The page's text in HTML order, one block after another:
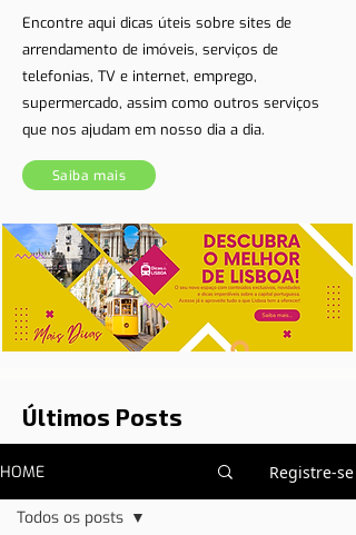
Encontre aqui dicas úteis sobre sites de
arrendamento de imóveis, serviços de
telefonias, TV e internet, emprego,
supermercado, assim como outros serviços
que nos ajudam em nosso dia a dia.
Saiba mais
Últimos Posts
HOME Registre-se
Todos os posts